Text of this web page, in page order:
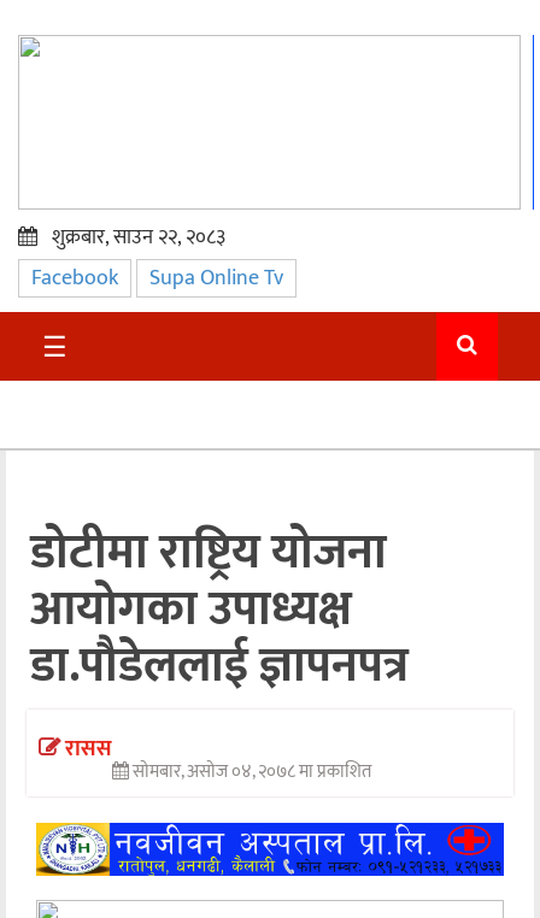
प्रमुख
समाचार
सुदुर
अन्तराष्ट्रिय
अन्तर्वार्ता
अर्थ
खेलकुद
मनोरञ्जन
शुक्रबार, साउन २२, २०८३
Facebook Supa Online Tv
☰
डोटीमा राष्ट्रिय योजना
आयोगका उपाध्यक्ष
डा.पौडेललाई ज्ञापनपत्र
रासस
सोमबार, असोज ०४, २०७८ मा प्रकाशित